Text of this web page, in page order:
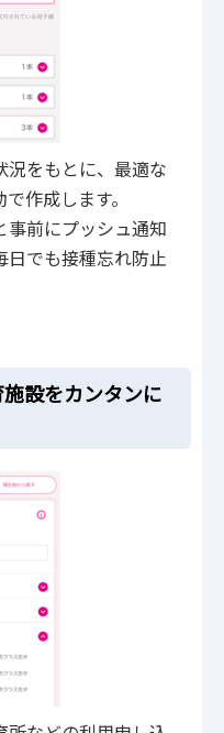
況をもとに、最適な
作成します。
事前にプッシュ通知
日でも接種忘れ防止
設をカンタンに